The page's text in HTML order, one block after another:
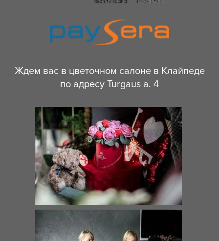
Ждем вас в цветочном салоне в Клайпеде
по адресу Turgaus a. 4